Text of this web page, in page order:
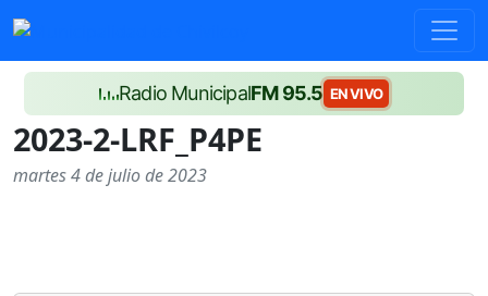
Radio MunicipalFM 95.5 EN VIVO
2023-2-LRF_P4PE
martes 4 de julio de 2023